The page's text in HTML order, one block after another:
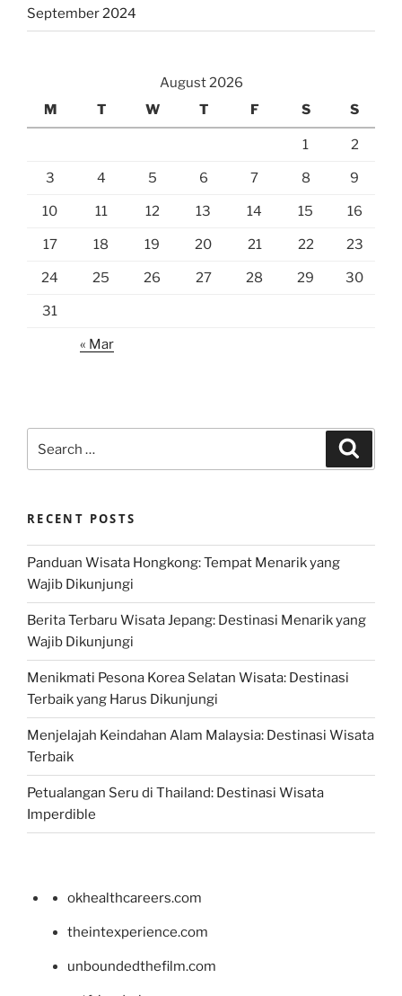
September 2024
August 2026
M
T W T F S S
1 2
3 4 5 6 7 8 9
10 11 12 13 14 15 16
17 18 19 20 21 22 23
24 25 26 27 28 29 30
31
« Mar
for:
RECENT POSTS
Panduan Wisata Hongkong: Tempat Menarik yang
Wajib Dikunjungi
Berita Terbaru Wisata Jepang: Destinasi Menarik yang
Wajib Dikunjungi
Menikmati Pesona Korea Selatan Wisata: Destinasi
Terbaik yang Harus Dikunjungi
Menjelajah Keindahan Alam Malaysia: Destinasi Wisata
Terbaik
Petualangan Seru di Thailand: Destinasi Wisata
Imperdible
okhealthcareers.com
theintexperience.com
unboundedthefilm.com